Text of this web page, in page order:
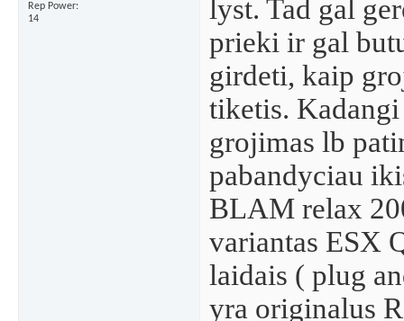
Rep Power
14
lyst. Tad gal
prieki ir gal
girdeti, kaip
tiketis.
grojimas lb
pabandyciau
BLAM relax
variantas ESX
laidais ( plug
yra originalus